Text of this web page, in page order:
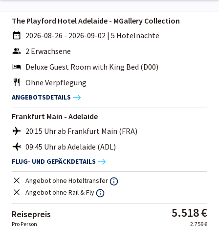
The Playford Hotel Adelaide - MGallery Collection
2026-08-26 - 2026-09-02 | 5 Hotelnächte
2 Erwachsene
Deluxe Guest Room with King Bed (D00)
Ohne Verpflegung
ANGEBOTSDETAILS
Frankfurt Main - Adelaide
20:15 Uhr ab Frankfurt Main (FRA)
09:45 Uhr ab Adelaide (ADL)
FLUG- UND GEPÄCKDETAILS
Angebot ohne Hoteltransfer
Angebot ohne Rail & Fly
Reisepreis 5.518 €
Pro Person 2.759 €